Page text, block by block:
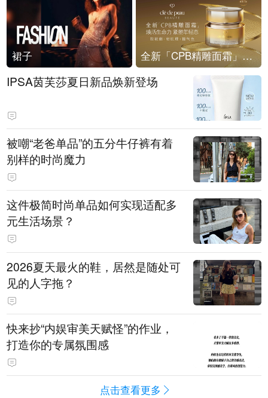
裙子 全新「CPB精雕面霜」重磅上市
IPSA茵芙莎夏日新品焕新登场
被嘲“老爸单品”的五分牛仔裤有着
别样的时尚魔力
这件极简时尚单品如何实现适配多
元生活场景？
2026夏天最火的鞋，居然是随处可
见的人字拖？
快来抄“内娱审美天赋怪”的作业，
打造你的专属氛围感
点击查看更多